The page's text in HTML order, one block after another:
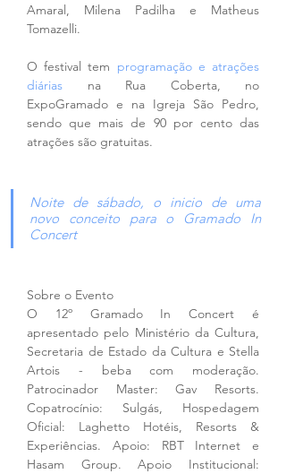
Amaral, Milena Padilha e Matheus
Tomazelli.
O festival tem programação e atrações
diárias na Rua Coberta, no
ExpoGramado e na Igreja São Pedro,
sendo que mais de 90 por cento das
atrações são gratuitas.
Noite de sábado, o inicio de uma
novo conceito para o Gramado In
Concert
Sobre o Evento
O 12º Gramado In Concert é
apresentado pelo Ministério da Cultura,
Secretaria de Estado da Cultura e Stella
Artois - beba com moderação.
Patrocinador Master: Gav Resorts.
Copatrocínio: Sulgás, Hospedagem
Oficial: Laghetto Hotéis, Resorts &
Experiências. Apoio: RBT Internet e
Hasam Group. Apoio Institucional: